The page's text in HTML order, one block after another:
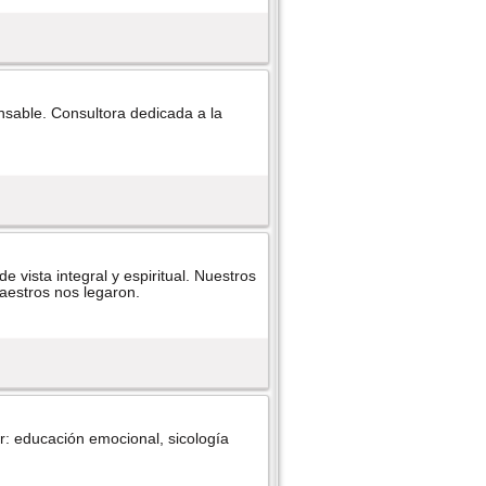
Consultora dedicada a la
vista integral y espiritual. Nuestros
nos legaron.
educación emocional, sicologí­a